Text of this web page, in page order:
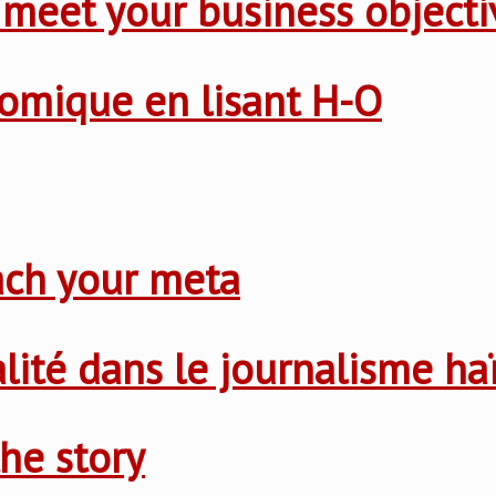
your business
en lisant H-O
your meta
dans le journalisme
story